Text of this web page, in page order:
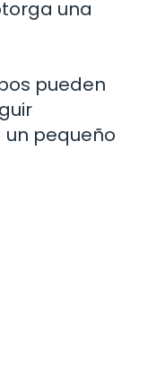
una
pueden
un pequeño